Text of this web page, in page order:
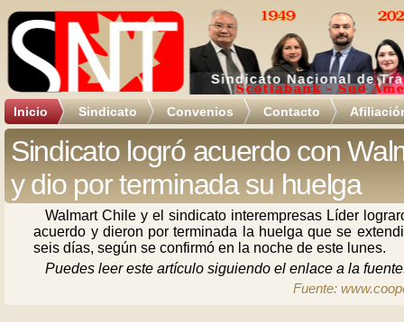
Inicio Sindicato Convenios Contacto
Sindicato logró acuerdo con
y dio por terminada su huelga
Walmart Chile y el sindicato interempresas Líder
acuerdo y dieron por terminada la huelga que se
seis días, según se confirmó en la noche de este lunes.
Puedes leer este artículo siguiendo el enlace a la
Fuente: